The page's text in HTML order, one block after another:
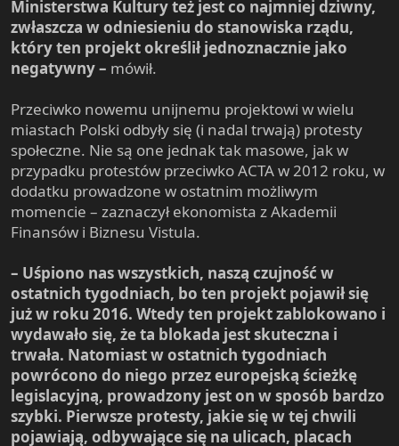
Ministerstwa Kultury też jest co najmniej dziwny,
zwłaszcza w odniesieniu do stanowiska rządu,
który ten projekt określił jednoznacznie jako
negatywny – mówił.
Przeciwko nowemu unijnemu projektowi w wielu
miastach Polski odbyły się (i nadal trwają) protesty
społeczne. Nie są one jednak tak masowe, jak w
przypadku protestów przeciwko ACTA w 2012 roku, w
dodatku prowadzone w ostatnim możliwym
momencie – zaznaczył ekonomista z Akademii
Finansów i Biznesu Vistula.
– Uśpiono nas wszystkich, naszą czujność w
ostatnich tygodniach, bo ten projekt pojawił się
już w roku 2016. Wtedy ten projekt zablokowano i
wydawało się, że ta blokada jest skuteczna i
trwała. Natomiast w ostatnich tygodniach
powrócono do niego przez europejską ścieżkę
legislacyjną, prowadzony jest on w sposób bardzo
szybki. Pierwsze protesty, jakie się w tej chwili
pojawiają, odbywające się na ulicach, placach